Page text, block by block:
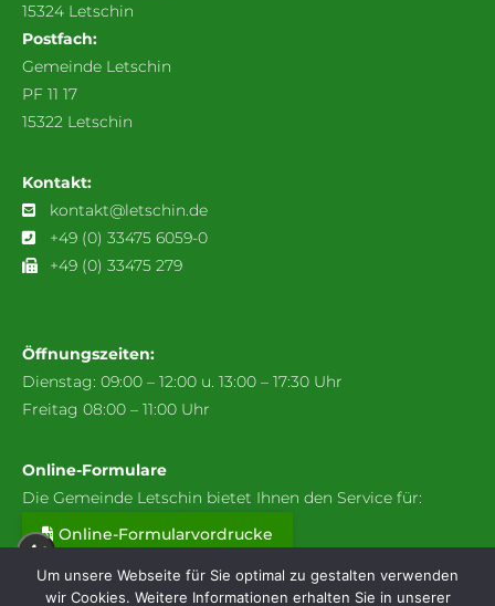
15324 Letschin
Postfach:
Gemeinde Letschin
PF 11 17
15322 Letschin
Kontakt:
kontakt@letschin.de
+49 (0) 33475 6059-0
+49 (0) 33475 279
Öffnungszeiten:
Dienstag: 09:00 – 12:00 u. 13:00 – 17:30 Uhr
Freitag 08:00 – 11:00 Uhr
Online-Formulare
Die Gemeinde Letschin bietet Ihnen den Service für:
Online-Formularvordrucke
A+
Um unsere Webseite für Sie optimal zu gestalten verwenden
wir Cookies. Weitere Informationen erhalten Sie in unserer